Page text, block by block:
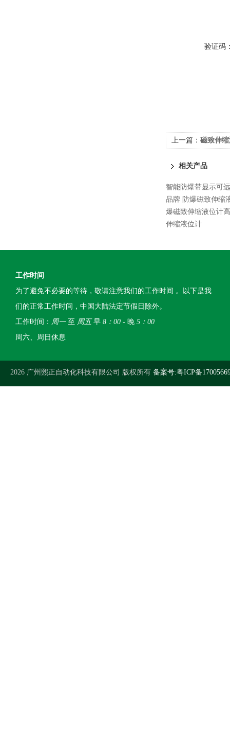
验证码
上一篇： 磁致伸
相关产品
智能防爆带显示可
品牌 防爆磁致伸缩
爆磁致伸缩液位计
伸缩液位计
工作时间
为了避免不必要的等待，敬请注意我们的工作时间 。以下是我
们的正常工作时间，中国大陆法定节假日除外。
工作时间： 周一至 周五早 8：00 - 晚 5：00
周六、周日休息
2026 广州熙正自动化科技有限公司 版权所有 备案号:粤ICP备